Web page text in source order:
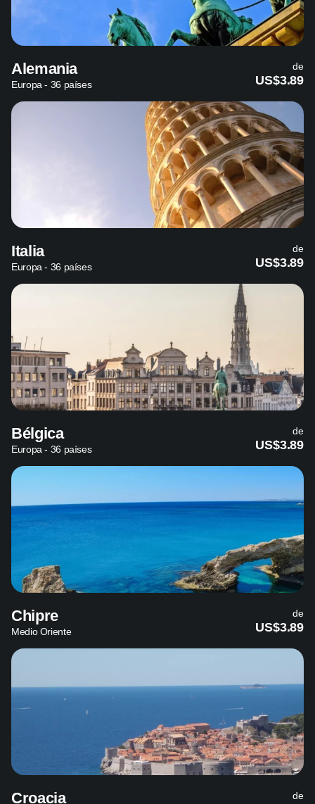
Alemania
Europa - 36 países
de
US$3.89
Italia
Europa - 36 países
de
US$3.89
Bélgica
Europa - 36 países
de
US$3.89
Chipre
Medio Oriente
de
US$3.89
Croacia de